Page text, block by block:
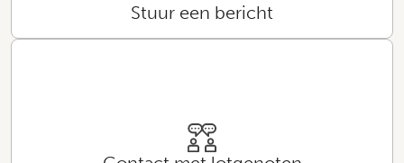
Stuur een bericht